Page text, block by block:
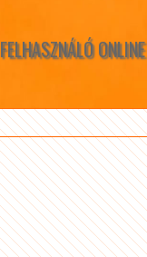
FELHASZNÁLÓ ONLINE